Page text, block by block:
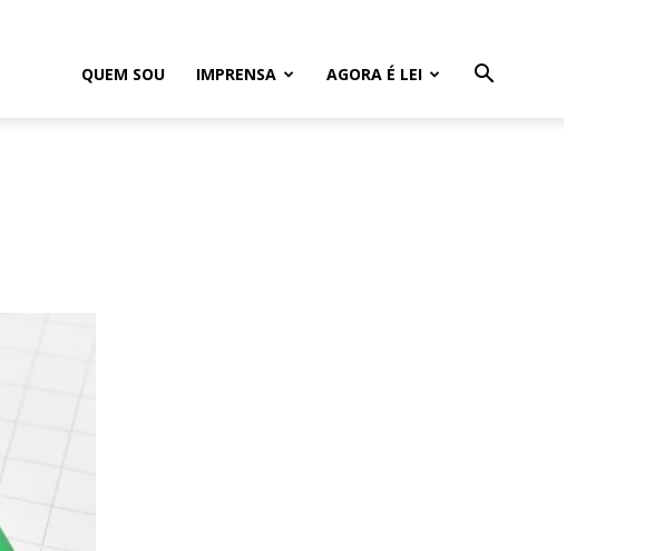
QUEM SOU IMPRENSA AGORA É LEI